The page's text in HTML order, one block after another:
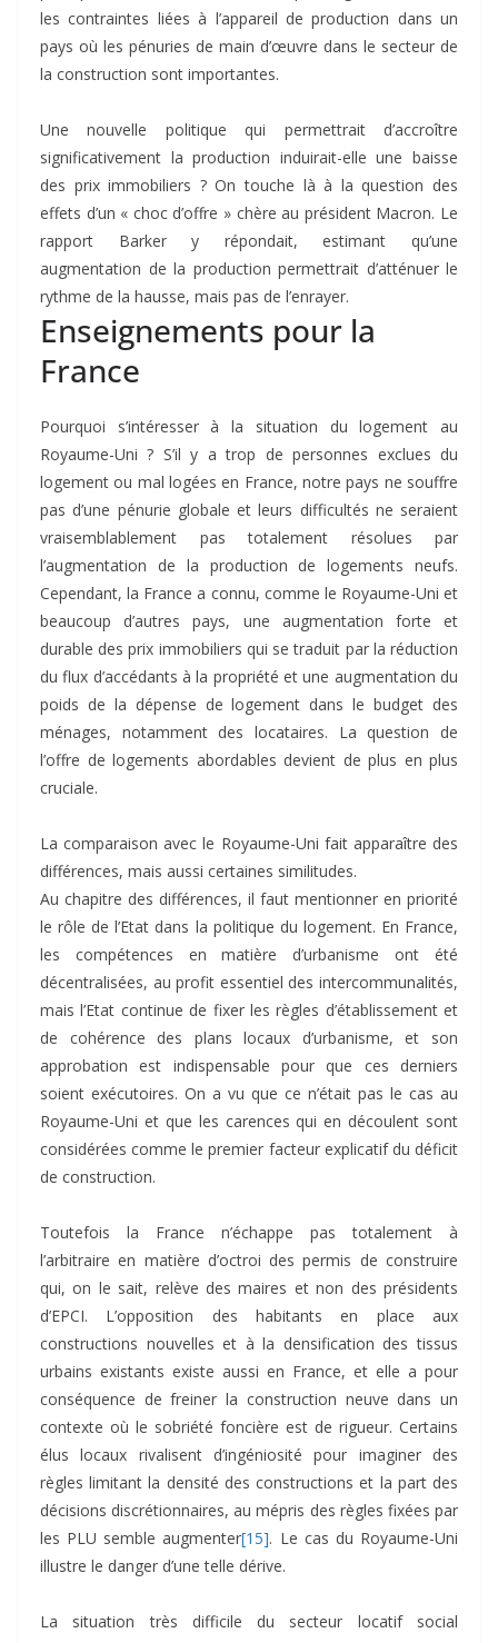
les contraintes liées à l’appareil de production dans un
pays où les pénuries de main d’œuvre dans le secteur de
la construction sont importantes.
Une nouvelle politique qui permettrait d’accroître
significativement la production induirait-elle une baisse
des prix immobiliers ? On touche là à la question des
effets d’un « choc d’offre » chère au président Macron. Le
rapport Barker y répondait, estimant qu’une
augmentation de la production permettrait d’atténuer le
rythme de la hausse, mais pas de l’enrayer.
Enseignements pour la
France
Pourquoi s’intéresser à la situation du logement au
Royaume-Uni ? S’il y a trop de personnes exclues du
logement ou mal logées en France, notre pays ne souffre
pas d’une pénurie globale et leurs difficultés ne seraient
vraisemblablement pas totalement résolues par
l’augmentation de la production de logements neufs.
Cependant, la France a connu, comme le Royaume-Uni et
beaucoup d’autres pays, une augmentation forte et
durable des prix immobiliers qui se traduit par la réduction
du flux d’accédants à la propriété et une augmentation du
poids de la dépense de logement dans le budget des
ménages, notamment des locataires. La question de
l’offre de logements abordables devient de plus en plus
cruciale.
La comparaison avec le Royaume-Uni fait apparaître des
différences, mais aussi certaines similitudes.
Au chapitre des différences, il faut mentionner en priorité
le rôle de l’Etat dans la politique du logement. En France,
les compétences en matière d’urbanisme ont été
décentralisées, au profit essentiel des intercommunalités,
mais l’Etat continue de fixer les règles d’établissement et
de cohérence des plans locaux d’urbanisme, et son
approbation est indispensable pour que ces derniers
soient exécutoires. On a vu que ce n’était pas le cas au
Royaume-Uni et que les carences qui en découlent sont
considérées comme le premier facteur explicatif du déficit
de construction.
Toutefois la France n’échappe pas totalement à
l’arbitraire en matière d’octroi des permis de construire
qui, on le sait, relève des maires et non des présidents
d’EPCI. L’opposition des habitants en place aux
constructions nouvelles et à la densification des tissus
urbains existants existe aussi en France, et elle a pour
conséquence de freiner la construction neuve dans un
contexte où le sobriété foncière est de rigueur. Certains
élus locaux rivalisent d’ingéniosité pour imaginer des
règles limitant la densité des constructions et la part des
décisions discrétionnaires, au mépris des règles fixées par
les PLU semble augmenter[15]. Le cas du Royaume-Uni
illustre le danger d’une telle dérive.
La situation très difficile du secteur locatif social